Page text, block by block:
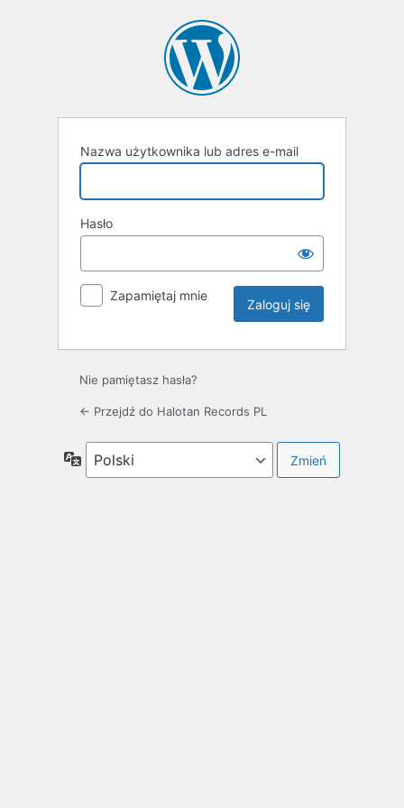
Nazwa użytkownika lub adres e-mail
Hasło
Zapamiętaj mnie
Nie pamiętasz hasła?
← Przejdź do Halotan Records PL
Język